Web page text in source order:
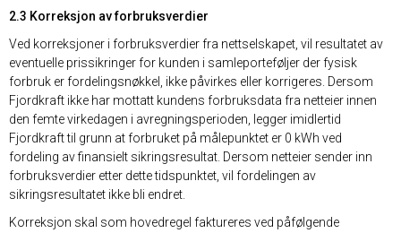
2.3 Korreksjon av forbruksverdier
Ved korreksjoner i forbruksverdier fra nettselskapet, vil resultatet av
eventuelle prissikringer for kunden i samleporteføljer der fysisk
forbruk er fordelingsnøkkel, ikke påvirkes eller korrigeres. Dersom
Fjordkraft ikke har mottatt kundens forbruksdata fra netteier innen
den femte virkedagen i avregningsperioden, legger imidlertid
Fjordkraft til grunn at forbruket på målepunktet er 0 kWh ved
fordeling av finansielt sikringsresultat. Dersom netteier sender inn
forbruksverdier etter dette tidspunktet, vil fordelingen av
sikringsresultatet ikke bli endret.
Korreksjon skal som hovedregel faktureres ved påfølgende